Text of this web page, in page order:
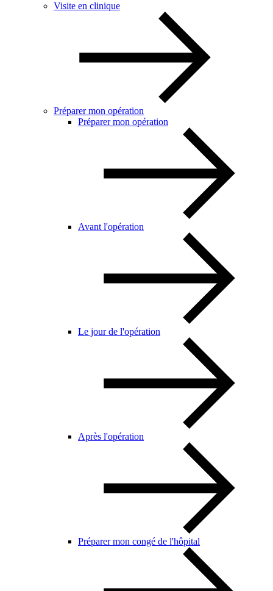
Visite en clinique
Préparer mon opération
Préparer mon opération
Avant l'opération
Le jour de l'opération
Après l'opération
Préparer mon congé de l'hôpital